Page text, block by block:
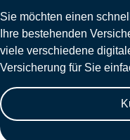
Sie möchten einen
Ihre bestehenden
viele verschiedene
Versicherung für Sie